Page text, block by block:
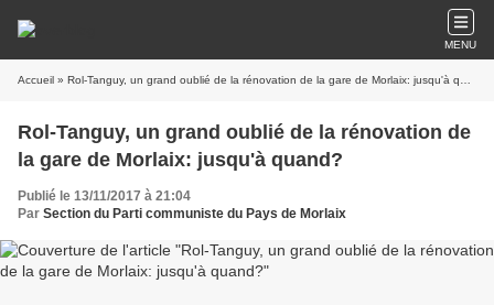
MENU
Accueil » Rol-Tanguy, un grand oublié de la rénovation de la gare de Morlaix: jusqu'à quand?
Rol-Tanguy, un grand oublié de la rénovation de
la gare de Morlaix: jusqu'à quand?
Publié le 13/11/2017 à 21:04
Par Section du Parti communiste du Pays de Morlaix